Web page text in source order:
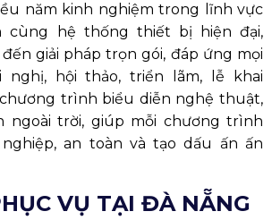
năm kinh nghiệm trong lĩnh vực
cùng hệ thống thiết bị hiện đại,
giải pháp trọn gói, đáp ứng mọi
hội thảo, triển lãm, lễ khai
trình biểu diễn nghệ thuật,
ngoài trời, giúp mỗi chương trình
an toàn và tạo dấu ấn ấn
VỤ TẠI ĐÀ NẴNG